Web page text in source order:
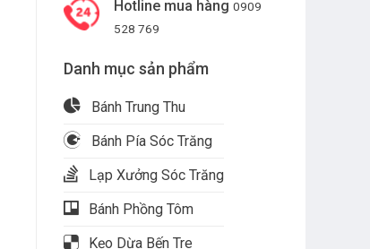
Hotline mua hàng 0909
528 769
Danh mục sản phẩm
Bánh Trung Thu
Bánh Pía Sóc Trăng
Lạp Xưởng Sóc Trăng
Bánh Phồng Tôm
Kẹo Dừa Bến Tre